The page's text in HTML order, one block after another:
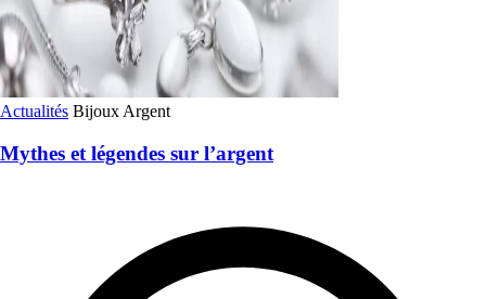
Actualités Bijoux Argent
Mythes et légendes sur l’argent